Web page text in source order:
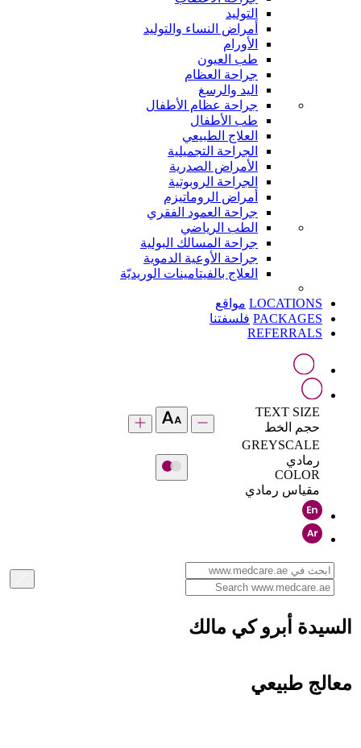
التوليد
أمراض النساء والتوليد
الأورام
طب العيون
جراحة العظام
اليد والرسغ
جراحة عظام الأطفال
طب الأطفال
العلاج الطبيعي
الجراحة التجميلية
الأمراض الصدرية
الجراحة الروبوتية
أمراض الروماتيزم
جراحة العمود الفقري
الطب الرياضي
جراحة المسالك البولية
جراحة الأوعية الدموية
العلاج بالفيتامينات الوريديّة
LOCATIONS مواقع
PACKAGES فلسفتنا
REFERRALS
TEXT SIZE
حجم الخط
GREYSCALE
رمادي
COLOR
مقياس رمادي
السيدة أبرو كي مالك
معالج طبيعي